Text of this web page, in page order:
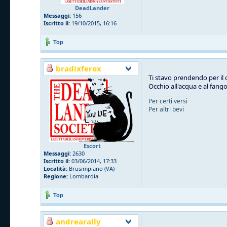
DeadLander
Messaggi: 156
Iscritto il: 19/10/2015, 16:16
Top
bradixferox
Escort
Messaggi: 2630
Iscritto il: 03/06/2014, 17:33
Località: Brusimpiano (VA)
Regione: Lombardia
Ti stavo prendendo per il
Occhio all'acqua e al fango
Per certi versi
Per altri bevi
Top
andrearally